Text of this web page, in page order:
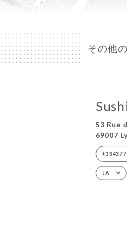
その他
53 Rue
69007
JA